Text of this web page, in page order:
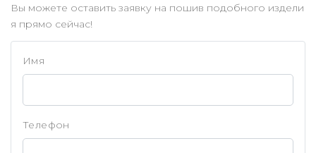
Вы можете оставить заявку на пошив подобного издели
я прямо сейчас!
Имя
Телефон